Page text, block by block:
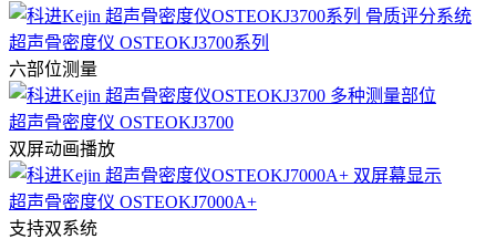
超声骨密度仪 OSTEOKJ3700系列
六部位测量
超声骨密度仪 OSTEOKJ3700
双屏动画播放
超声骨密度仪 OSTEOKJ7000A+
支持双系统